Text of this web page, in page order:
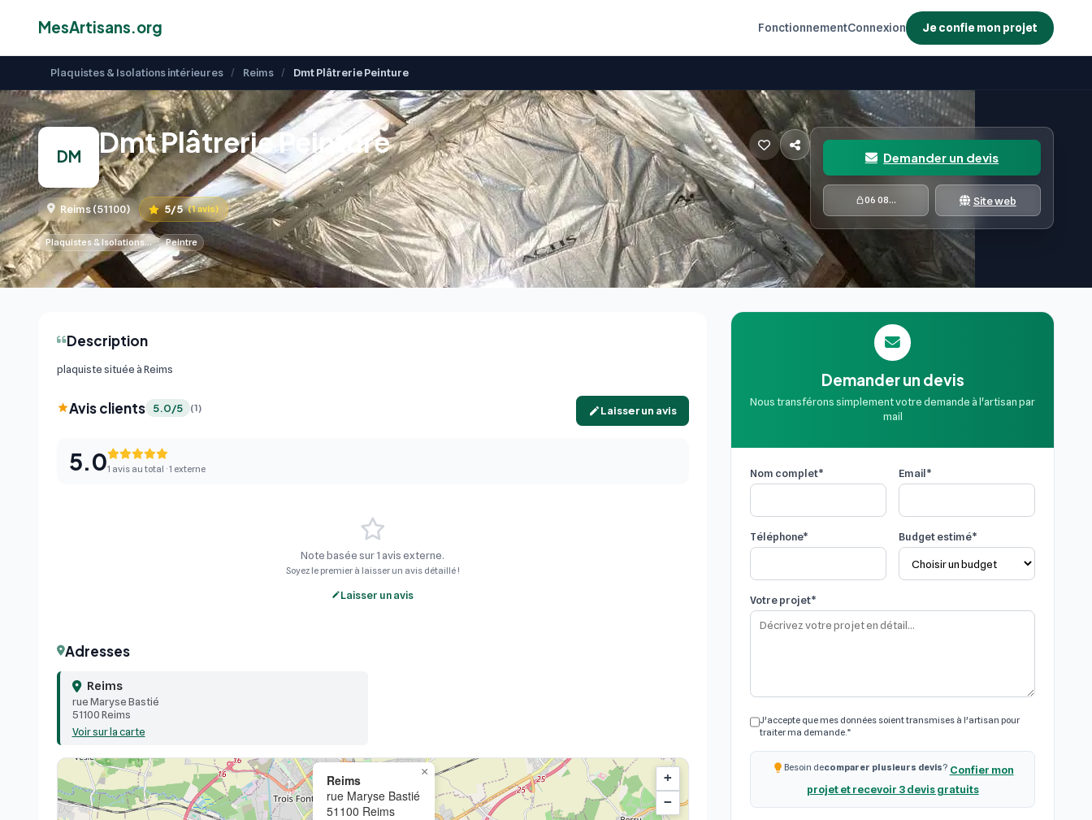
MesArtisans.org FonctionnementConnexion Je confie mon projet
Plaquistes & Isolations intérieures / Reims / Dmt Plâtrerie Peinture
DM Dmt Plâtrerie Peinture
Reims (51100) 5/5 (1 avis)
Plaquistes & Isolations… Peintre
Demander un devis
06 08... Site web
Description
plaquiste située à Reims
Avis clients 5.0/5 (1) Laisser un avis
5.01 avis au total · 1 externe
Note basée sur 1 avis externe.
Soyez le premier à laisser un avis détaillé !
Laisser un avis
Adresses
PRINCIPAL
Reims
rue Maryse Bastié
51100 Reims
Voir sur la carte
Reims
rue Maryse Bastié
51100 Reims
×
+
−
Demander un devis
Nous transférons simplement votre demande à l'artisan par
mail
Nom complet* Email*
Téléphone* Budget estimé*
Votre projet*
J'accepte que mes données soient transmises à l'artisan pour
traiter ma demande.*
Besoin decomparer plusieurs devis? Confier mon
projet et recevoir 3 devis gratuits